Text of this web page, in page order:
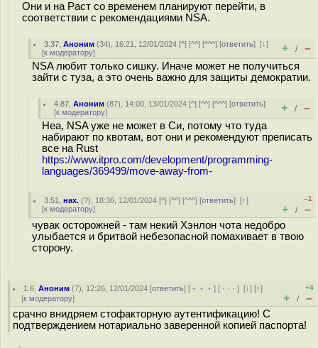
Они и на Раст со временем планируют перейти, в
соответствии с рекомендациями NSA.
3.37 ,Аноним (34), 16:21, 12/01/2024 [^] [^^] [^^^] [ответить][↓]
[к модератору] + / –
NSA любит только сишку. Иначе может не получиться
зайти с туза, а это очень важно для защиты демократии.
4.87 ,Аноним (87), 14:00, 13/01/2024 [^] [^^] [^^^] [ответить]
[к модератору] + / –
Неа, NSA уже не может в Си, потому что туда
набирают по квотам, вот они и рекомендуют преписать
все на Rust
https://www.itpro.com/development/programming-
languages/369499/move-away-from-
3.51 ,нах. (?), 18:36, 12/01/2024 [^] [^^] [^^^] [ответить][↑]
[к модератору]
–1
+ / –
чувак осторожней - там некий Хэнлон чота недобро
улыбается и бритвой небезопасной помахивает в твою
сторону.
1.6 ,Аноним (7), 12:26, 12/01/2024 [ответить] [ ﹢﹢﹢] [ · · ·][↓] [↑]
[к модератору]
+4
+ / –
срачно внидряем стофакторную аутентификацию! С
подтверждением нотариально заверенной копией паспорта!